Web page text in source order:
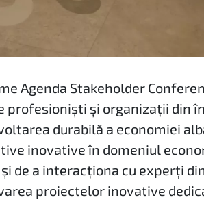
Agenda Stakeholder
și organizații din
durabilă a economiei
inovative în domeniul
de a interacționa cu experți
proiectelor inovative